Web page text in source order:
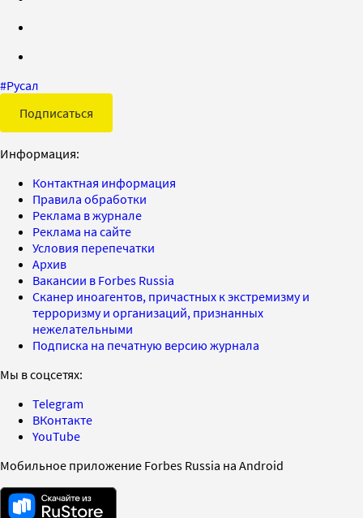
#Русал
Подписаться
Информация:
Контактная информация
Правила обработки
Реклама в журнале
Реклама на сайте
Условия перепечатки
Архив
Вакансии в Forbes Russia
Сканер иноагентов, причастных к экстремизму и
терроризму и организаций, признанных
нежелательными
Подписка на печатную версию журнала
Мы в соцсетях:
Telegram
ВКонтакте
YouTube
Мобильное приложение Forbes Russia на Android